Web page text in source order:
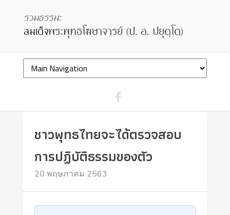
ชาวพุทธไทยจะได้ตรวจสอบ
การปฏิบัติธรรมของตัว
20 พฤษภาคม 2563